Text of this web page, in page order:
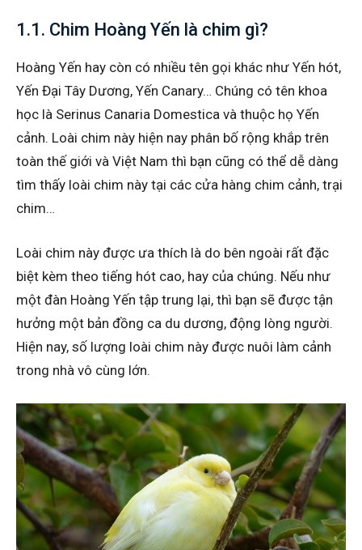
1.1. Chim Hoàng Yến là chim gì?
Hoàng Yến hay còn có nhiều tên gọi khác như Yến hót,
Yến Đại Tây Dương, Yến Canary… Chúng có tên khoa
học là Serinus Canaria Domestica và thuộc họ Yến
cảnh. Loài chim này hiện nay phân bố rộng khắp trên
toàn thế giới và Việt Nam thì bạn cũng có thể dễ dàng
tìm thấy loài chim này tại các cửa hàng chim cảnh, trại
chim…
Loài chim này được ưa thích là do bên ngoài rất đặc
biệt kèm theo tiếng hót cao, hay của chúng. Nếu như
một đàn Hoàng Yến tập trung lại, thì bạn sẽ được tận
hưởng một bản đồng ca du dương, động lòng người.
Hiện nay, số lượng loài chim này được nuôi làm cảnh
trong nhà vô cùng lớn.